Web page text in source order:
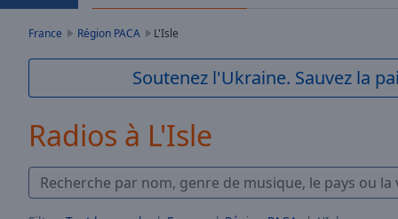
Skip
Current
Duration
-:-
Loaded:
Stream
France Région PACA L'Isle
Soutenez l'Ukraine. Sauvez la
Radios à L'Isle